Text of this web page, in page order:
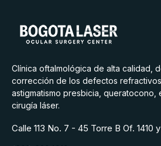
Clínica oftalmológica de alta calidad,
corrección de los defectos refractivos
astigmatismo presbicia, queratocono,
cirugía láser.
Calle 113 No. 7 - 45 Torre B Of. 1410